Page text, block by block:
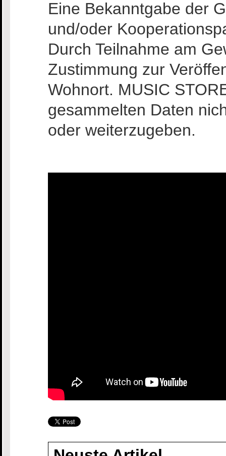
Eine Bekanntgabe der
und/oder
Durch Teilnahme am
Zustimmung zur
Wohnort. MUSIC
gesammelten Daten
oder weiterzugeben.